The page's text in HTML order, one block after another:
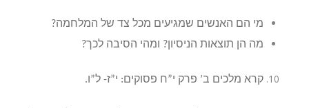
מי הם האנשים שמגיעים מכל צד של המלחמה?
מה הן תוצאות הניסיון? ומהי הסיבה לכך?
קרא מלכים ב’ פרק י”ח פסוקים: י”ז- ל”ו.